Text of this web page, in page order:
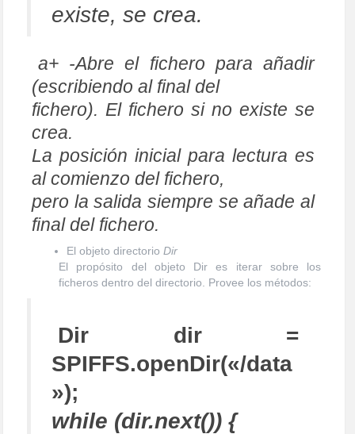
existe, se crea.
a+ -Abre el fichero para añadir
(escribiendo al final del
fichero). El fichero si no existe se
crea.
La posición inicial para lectura es
al comienzo del fichero,
pero la salida siempre se añade al
final del fichero.
El objeto directorio Dir
El propósito del objeto Dir es iterar sobre los
ficheros dentro del directorio. Provee los métodos:
Dir dir =
SPIFFS.openDir(«/data
»);
while (dir.next()) {